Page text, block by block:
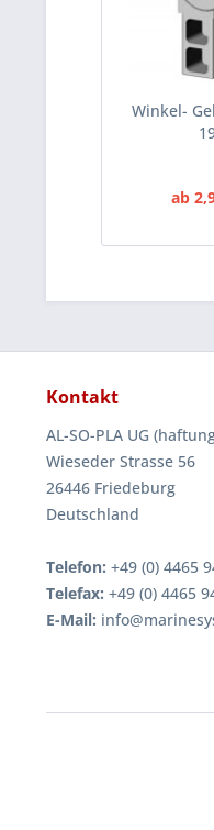
Winkel-
ab
Kontakt
AL-SO-PLA UG
Wieseder Strasse 56
26446 Friedeburg
Deutschland
Telefon: +49 (0) 4465
Telefax: +49 (0) 4465
E-Mail: